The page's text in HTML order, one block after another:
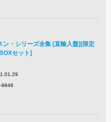
ン・シリーズ全集 [直輸入盤][限定
セット]
9846